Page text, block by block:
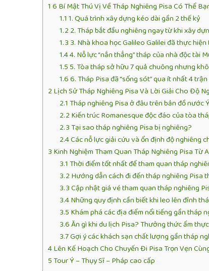
1 6 Bí Mật Thú Vị Về Tháp Nghiêng Pisa Có Thể
1.1 1. Quá trình xây dựng kéo dài gần 2 thế kỷ
1.2 2. Tháp bắt đầu nghiêng ngay từ khi xây
1.3 3. Nhà khoa học Galileo Galilei đã thực
1.44. Nỗ lực “nắn thẳng” tháp của nhà độc tài
1.5 5. Tòa tháp sở hữu 7 quả chuông nhưng
1.66. Tháp Pisa đã “sống sót” qua ít nhất 4
2 Lịch Sử Tháp Nghiêng Pisa Và Lời Giải Cho Độ
2.1 Tháp nghiêng Pisa ở đâu trên bản đồ nước
2.2 Kiến trúc Romanesque độc đáo của tòa
2.3Tại sao tháp nghiêng Pisa bị nghiêng?
2.4Các nỗ lực giải cứu và ổn định độ nghiêng
3 Kinh Nghiệm Tham Quan Tháp Nghiêng Pisa Từ
3.1 Thời điểm tốt nhất để tham quan tháp
3.2 Hướng dẫn cách đi đến tháp nghiêng Pisa
3.3Cập nhật giá vé tham quan tháp nghiêng
3.4Những quy định cần biết khi leo lên đỉnh
3.5 Khám phá các địa điểm nổi tiếng gần tháp
3.6Ăn gì khi du lịch Pisa? Thưởng thức ẩm
3.7Gợi ý các khách sạn chất lượng gần tháp
4Lên Kế Hoạch Cho Chuyến Đi Pisa Trọn Vẹn
5Tour Ý – Thụy Sĩ – Pháp cao cấp